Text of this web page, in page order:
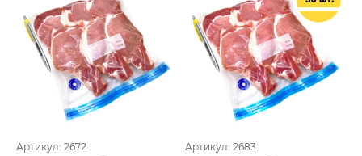
Артикул: 2672 Артикул: 2683